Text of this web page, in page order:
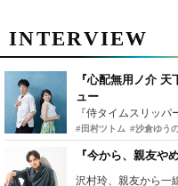
INTERVIEW
『心配無用ノ介
ュー
#田村ツトム #沙倉ゆう
『今から、親友や
沢村玲、親友から一